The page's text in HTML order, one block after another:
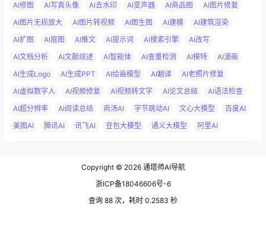
AI修图 AI写真头像 AI去水印 AI变声器 AI商品图
AI图片修复
AI图片无损放大
AI图片转视频 AI图生图 AI建模
AI建筑渲染
AI扩图
AI抠图 AI推文 AI提示词 AI搜索引擎
AI改写
AI文档分析
AI文献综述 AI智能体 AI查重检测 AI模特
AI漫画
AI生成Logo
AI生成PPT AI绘画模型 AI翻译
AI老照片修复
AI虚拟数字人
AI视频修复 AI视频转文字 AI论文总结
AI语法检查
AI超分辨率
AI阅读总结 商汤AI 字节跳动AI 文心大模型
百度AI
美图AI
腾讯AI 讯飞AI 豆包大模型 通义大模型 阿里AI
Copyright © 2026通塔师AI导航
浙ICP备18046606号-6
查询 88 次，耗时 0.2583 秒